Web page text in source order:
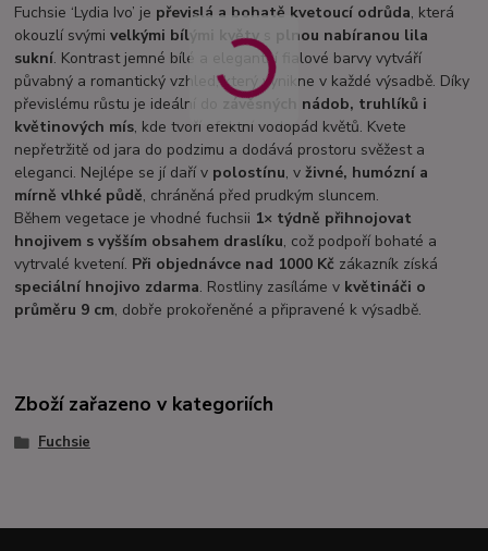
Fuchsie ‘Lydia Ivo’ je převislá a bohatě kvetoucí odrůda, která
okouzlí svýmivelkými bílými květy
plnou nabíranou lila
sukní. Kontrast jemné bílé a elegantní fialové barvy vytváří
půvabný a romantický vzhled, který vynikne v každé výsadbě. Díky
převislému růstu je ideální do
závěsných nádob, truhlíků i
květinových mís, kde tvoří efektní vodopád květů. Kvete
nepřetržitě od jara do podzimu a dodává prostoru svěžest a
eleganci. Nejlépe se jí daří v polostínu, vživné, humózní a
mírně vlhké půdě, chráněná před prudkým sluncem.
Během vegetace je vhodné fuchsii 1× týdně přihnojovat
hnojivem s vyšším obsahem draslíku, což podpoří bohaté a
vytrvalé kvetení. Při objednávce nad 1000 Kč zákazník získá
speciální hnojivo zdarma. Rostliny zasíláme v květináči o
průměru 9 cm, dobře prokořeněné a připravené k výsadbě.
Zboží zařazeno v kategoriích
Fuchsie